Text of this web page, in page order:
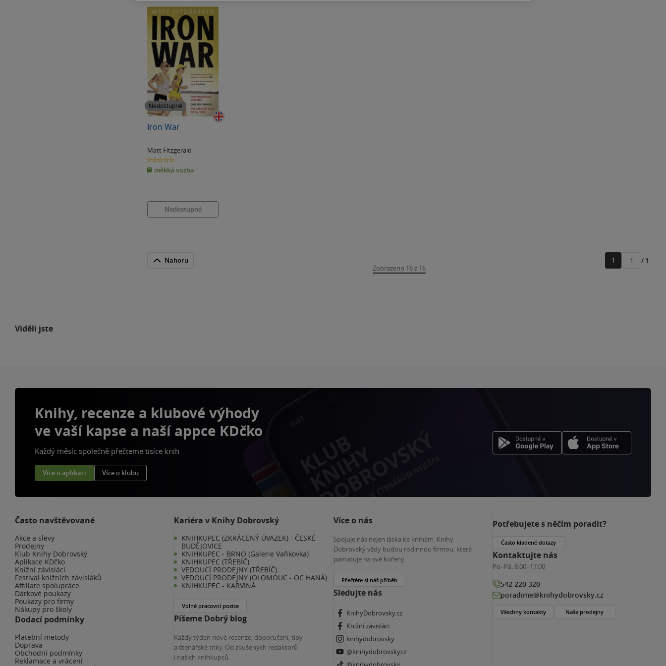
Nedostupné
Iron War
Matt Fitzgerald
0.0
z
5
hvězdiček
měkká vazba
Nedostupné
Nahoru
Zobrazeno 16 z 16
1
Přejít
/ 1
Viděli jste
Knihy, recenze a klubové výhody
ve vaší kapse a naší appce KDčko
Každý měsíc společně přečteme tisíce knih
Více o aplikaci Více o klubu
Často navštěvované
Akce a slevy
Prodejny
Klub Knihy Dobrovský
Aplikace KDčko
Knižní závisláci
Festival knižních závisláků
Affiliate spolupráce
Dárkové poukazy
Poukazy pro firmy
Nákupy pro školy
Dodací podmínky
Platební metody
Doprava
Obchodní podmínky
Reklamace a vrácení
Kariéra v Knihy Dobrovský
KNIHKUPEC (ZKRÁCENÝ ÚVAZEK) - ČESKÉ
BUDĚJOVICE
KNIHKUPEC - BRNO (Galerie Vaňkovka)
KNIHKUPEC (TŘEBÍČ)
VEDOUCÍ PRODEJNY (TŘEBÍČ)
VEDOUCÍ PRODEJNY (OLOMOUC - OC HANÁ)
KNIHKUPEC - KARVINÁ
Volné pracovní pozice
Píšeme Dobrý blog
Každý týden nové recenze, doporučení, tipy
a čtenářské triky. Od zkušených redaktorů
i našich knihkupců.
Více o nás
Spojuje nás nejen láska ke knihám. Knihy
Dobrovský vždy budou rodinnou firmou, která
pamatuje na své kořeny.
Přečtěte si náš příběh
Sledujte nás
KnihyDobrovsky.cz
Knižní závisláci
knihydobrovsky
@knihydobrovskycz
Potřebujete s něčím poradit?
Často kladené dotazy
Kontaktujte nás
Po–Pá: 8:00–17:00
542 220 320
poradime@knihydobrovsky.cz
Všechny kontakty Naše prodejny